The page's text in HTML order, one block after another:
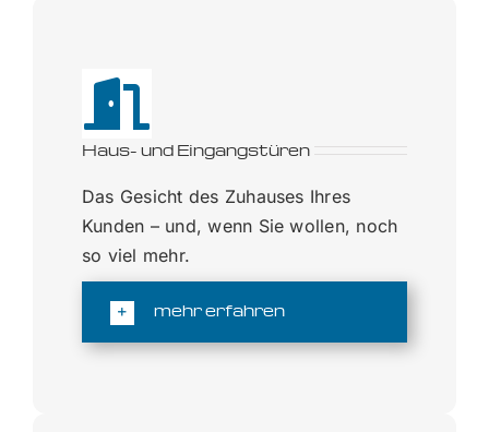
Haus- und Eingangstüren
Das Gesicht des Zuhauses Ihres
Kunden – und, wenn Sie wollen, noch
so viel mehr.
mehr erfahren